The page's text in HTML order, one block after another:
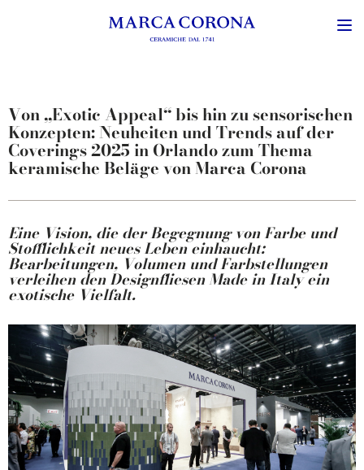
Von „Exotic Appeal“ bis hin zu sensorischen
Konzepten: Neuheiten und Trends auf der
Coverings 2025 in Orlando zum Thema
keramische Beläge von Marca Corona
Eine Vision, die der Begegnung von Farbe und
Stofflichkeit neues Leben einhaucht:
Bearbeitungen, Volumen und Farbstellungen
verleihen den Designfliesen Made in Italy ein
exotische Vielfalt.